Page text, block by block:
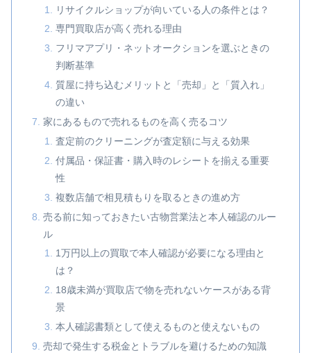
リサイクルショップが向いている人の条件とは？
専門買取店が高く売れる理由
フリマアプリ・ネットオークションを選ぶときの
判断基準
質屋に持ち込むメリットと「売却」と「質入れ」
の違い
家にあるもので売れるものを高く売るコツ
査定前のクリーニングが査定額に与える効果
付属品・保証書・購入時のレシートを揃える重要
性
複数店舗で相見積もりを取るときの進め方
売る前に知っておきたい古物営業法と本人確認のルー
ル
1万円以上の買取で本人確認が必要になる理由と
は？
18歳未満が買取店で物を売れないケースがある背
景
本人確認書類として使えるものと使えないもの
売却で発生する税金とトラブルを避けるための知識